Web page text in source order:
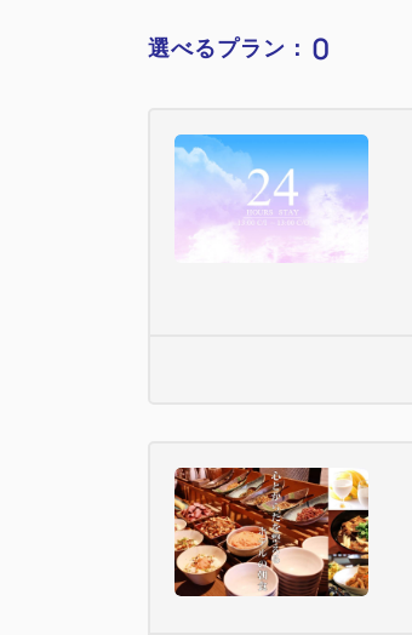
選べるプラン： 0